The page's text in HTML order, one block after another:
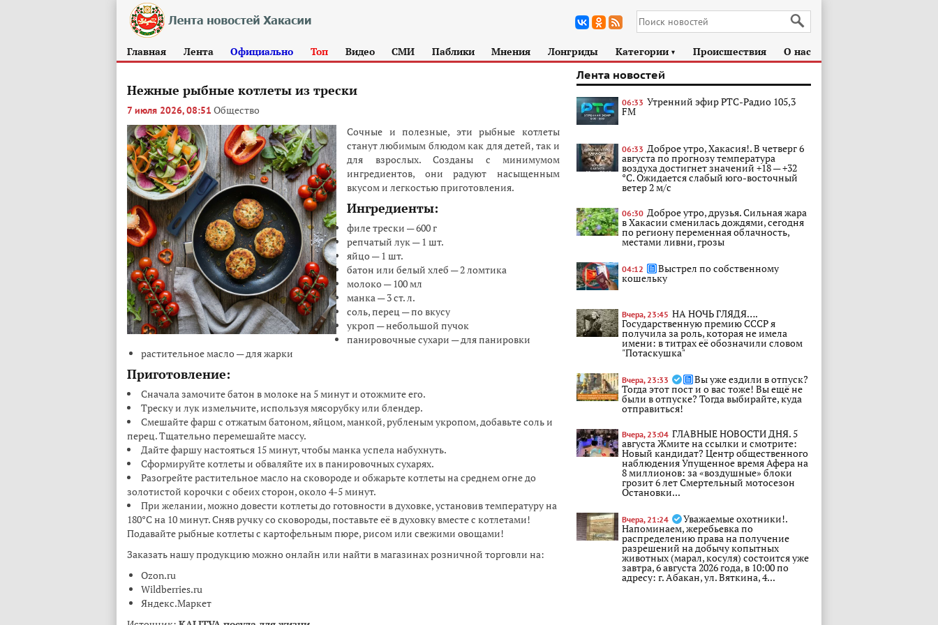
Главная Лента Официально Топ Видео СМИ Паблики Мнения Лонгриды Категории ► Происшествия О нас
Нежные рыбные котлеты из трески
7 июля 2026, 08:51 Общество
Сочные и полезные, эти рыбные котлеты
станут любимым блюдом как для детей, так и
для взрослых. Созданы с минимумом
ингредиентов, они радуют насыщенным
вкусом и легкостью приготовления.
Ингредиенты:
филе трески — 600 г
репчатый лук — 1 шт.
яйцо — 1 шт.
батон или белый хлеб — 2 ломтика
молоко — 100 мл
манка — 3 ст. л.
соль, перец — по вкусу
укроп — небольшой пучок
панировочные сухари — для панировки
растительное масло — для жарки
Приготовление:
Сначала замочите батон в молоке на 5 минут и отожмите его.
Треску и лук измельчите, используя мясорубку или блендер.
Смешайте фарш с отжатым батоном, яйцом, манкой, рубленым укропом, добавьте соль и
перец. Тщательно перемешайте массу.
Дайте фаршу настояться 15 минут, чтобы манка успела набухнуть.
Сформируйте котлеты и обваляйте их в панировочных сухарях.
Разогрейте растительное масло на сковороде и обжарьте котлеты на среднем огне до
золотистой корочки с обеих сторон, около 4-5 минут.
При желании, можно довести котлеты до готовности в духовке, установив температуру на
180°C на 10 минут. Сняв ручку со сковороды, поставьте её в духовку вместе с котлетами!
Подавайте рыбные котлеты с картофельным пюре, рисом или свежими овощами!
Заказать нашу продукцию можно онлайн или найти в магазинах розничной торговли на:
Ozon.ru
Wildberries.ru
Яндекс.Маркет
Лента новостей
06:33 Утренний эфир РТС-Радио 105,3
FM
06:33 Доброе утро, Хакасия!. В четверг 6
августа по прогнозу температура
воздуха достигнет значений +18 — +32
°С. Ожидается слабый юго-восточный
ветер 2 м/с
06:30 Доброе утро, друзья. Сильная жара
в Хакасии сменилась дождями, сегодня
по региону переменная облачность,
местами ливни, грозы
04:12 Выстрел по собственному
кошельку
Вчера, 23:45 НА НОЧЬ ГЛЯДЯ….
Государственную премию СССР я
получила за роль, которая не имела
имени: в титрах её обозначили словом
"Потаскушка"
Вчера, 23:33 Вы уже ездили в отпуск?
Тогда этот пост и о вас тоже! Вы ещё не
были в отпуске? Тогда выбирайте, куда
отправиться!
Вчера, 23:04 ГЛАВНЫЕ НОВОСТИ ДНЯ. 5
августа Жмите на ссылки и смотрите:
Новый кандидат? Центр общественного
наблюдения Упущенное время Афера на
8 миллионов: за «воздушные» блоки
грозит 6 лет Смертельный мотосезон
Остановки...
Вчера, 21:24 Уважаемые охотники!.
Напоминаем, жеребьевка по
распределению права на получение
разрешений на добычу копытных
животных (марал, косуля) состоится уже
завтра, 6 августа 2026 года, в 10:00 по
адресу: г. Абакан, ул. Вяткина, 4...